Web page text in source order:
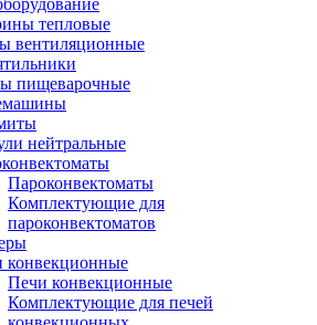
тепловые
вентиляционные
пищеварочные
нейтральные
Пароконвектоматы
Комплектующие для
пароконвектоматов
конвекционные
Печи конвекционные
Комплектующие для печей